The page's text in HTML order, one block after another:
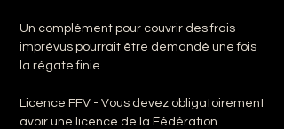
Un complément pour couvrir des frais
imprévus pourrait être demandé une fois
la régate finie.
Licence FFV - Vous devez obligatoirement
avoir une licence de la Fédération